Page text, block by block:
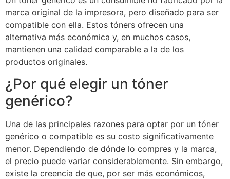
marca original de la impresora, pero diseñado para ser
compatible con ella. Estos tóners ofrecen una
alternativa más económica y, en muchos casos,
mantienen una calidad comparable a la de los
productos originales.
¿Por qué elegir un tóner
genérico?
Una de las principales razones para optar por un tóner
genérico o compatible es su costo significativamente
menor. Dependiendo de dónde lo compres y la marca,
el precio puede variar considerablemente. Sin embargo,
existe la creencia de que, por ser más económicos,